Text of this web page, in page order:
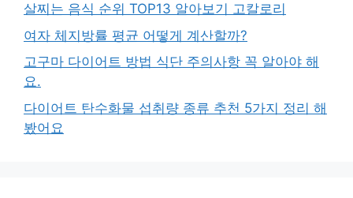
살찌는 음식 순위 TOP13 알아보기 고칼로리
여자 체지방률 평균 어떻게 계산할까?
고구마 다이어트 방법 식단 주의사항 꼭 알아야 해
요.
다이어트 탄수화물 섭취량 종류 추천 5가지 정리 해
봤어요